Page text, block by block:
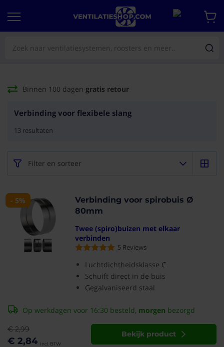
Binnen 100 dagen gratis retour
Verbinding voor flexibele slang
13 resultaten
Filter en sorteer
- 5%
Verbinding voor spirobuis Ø
80mm
Twee (spiro)buizen met elkaar
verbinden
5 Reviews
Luchtdichtheidsklasse C
Schuift direct in de buis
Gegalvaniseerd staal
€ 2,84
€ 2,99
Op werkdagen voor 16:30 besteld, morgen bezorgd
Bekijk product